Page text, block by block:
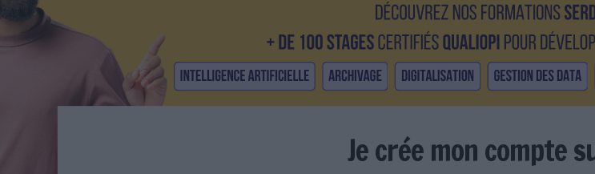
NUMÉRIQUE RESPONSABLE
Je crée mon compte